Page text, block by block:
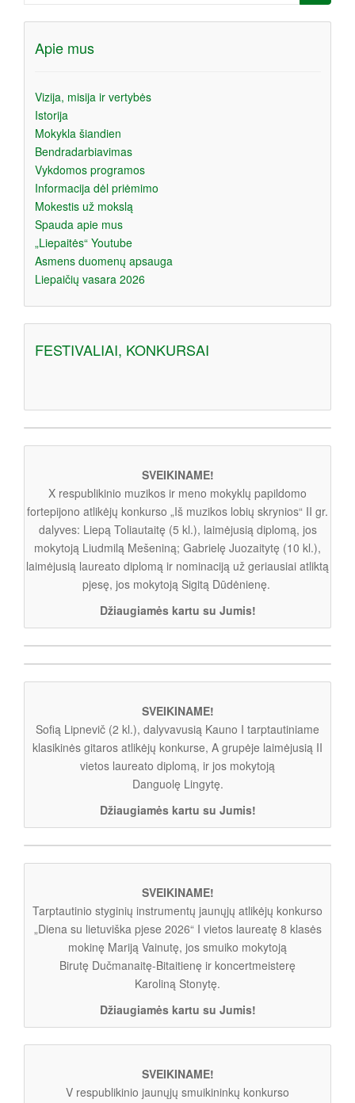
Apie mus
Vizija, misija ir vertybės
Istorija
Mokykla šiandien
Bendradarbiavimas
Vykdomos programos
Informacija dėl priėmimo
Mokestis už mokslą
Spauda apie mus
„Liepaitės“ Youtube
Asmens duomenų apsauga
Liepaičių vasara 2026
FESTIVALIAI, KONKURSAI
SVEIKINAME!
X respublikinio muzikos ir meno mokyklų papildomo
fortepijono atlikėjų konkurso „Iš muzikos lobių skrynios“ II gr.
dalyves: Liepą Toliautaitę (5 kl.), laimėjusią diplomą, jos
mokytoją Liudmilą Mešeniną; Gabrielę Juozaitytę (10 kl.),
laimėjusią laureato diplomą ir nominaciją už geriausiai atliktą
pjesę, jos mokytoją Sigitą Dūdėnienę.
Džiaugiamės kartu su Jumis!
SVEIKINAME!
Sofią Lipnevič (2 kl.), dalyvavusią Kauno I tarptautiniame
klasikinės gitaros atlikėjų konkurse, A grupėje laimėjusią II
vietos laureato diplomą, ir jos mokytoją
Danguolę Lingytę.
Džiaugiamės kartu su Jumis!
SVEIKINAME!
Tarptautinio styginių instrumentų jaunųjų atlikėjų konkurso
„Diena su lietuviška pjese 2026“ I vietos laureatę 8 klasės
mokinę Mariją Vainutę, jos smuiko mokytoją
Birutę Dučmanaitę-Bitaitienę ir koncertmeisterę
Karoliną Stonytę.
Džiaugiamės kartu su Jumis!
SVEIKINAME!
V respublikinio jaunųjų smuikininkų konkurso